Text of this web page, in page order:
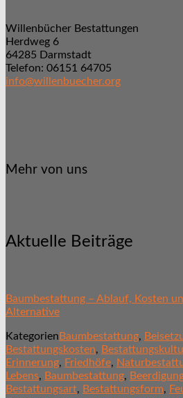
Willenbücher Bestattungen
Herdweg 6
64285 Darmstadt
Telefon: 06151 64705
info@willenbuecher.org
Mehr von uns
Aktuelle Beiträge
Baumbestattung – Ablauf, Kosten
Alternative
Kategorien Baumbestattung,
Bestattungskosten,
Erinnerung, Friedhöfe,
Lebens, Baumbestattung,
Bestattungsart, Bestattungsform,